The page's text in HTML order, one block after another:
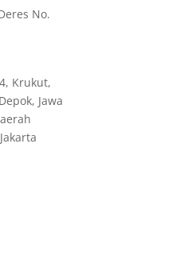
No.
Krukut,
Jawa